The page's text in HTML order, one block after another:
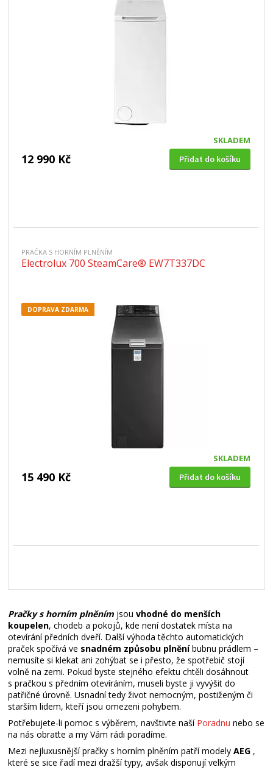
SKLADEM
12 990 Kč Přidat do košíku
PRAČKA S HORNÍM PLNĚNÍM
Electrolux 700 SteamCare® EW7T337DC
DOPRAVA ZDARMA
SKLADEM
15 490 Kč Přidat do košíku
Pračky s horním plněním jsouvhodné do menších
koupelen, chodeb a pokojů, kde není dostatek místa na
otevírání předních dveří. Další výhoda těchto automatických
praček spočívá ve snadném způsobu plněníbubnu prádlem –
nemusíte si klekat ani zohýbat se i přesto, že spotřebič stojí
volně na zemi. Pokud byste stejného efektu chtěli dosáhnout
s pračkou s předním otevíráním, museli byste ji vyvýšit do
patřičné úrovně. Usnadní tedy život nemocným, postiženým či
starším lidem, kteří jsou omezeni pohybem.
Potřebujete-li pomoc s výběrem, navštivte naší Poradnu nebo se
na nás obraťte a my Vám rádi poradíme.
Mezi nejluxusnější pračky s horním plněním patří modelyAEG ,
které se sice řadí mezi dražší typy, avšak disponují velkým